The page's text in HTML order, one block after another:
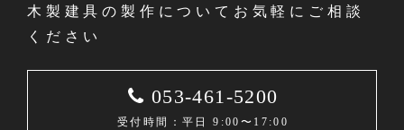
木製建具の製作についてお気軽にご相談
ください
053-461-5200
受付時間：平日 9:00〜17:00